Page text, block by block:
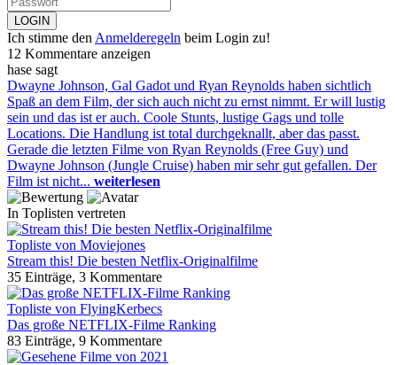
Ich stimme den Anmelderegeln beim Login zu!
12 Kommentare anzeigen
hase sagt
Dwayne Johnson, Gal Gadot und Ryan Reynolds haben sichtlich
Spaß an dem Film, der sich auch nicht zu ernst nimmt. Er will lustig
sein und das ist er auch. Coole Stunts, lustige Gags und tolle
Locations. Die Handlung ist total durchgeknallt, aber das passt.
Gerade die letzten Filme von Ryan Reynolds (Free Guy) und
Dwayne Johnson (Jungle Cruise) haben mir sehr gut gefallen. Der
Film ist nicht... weiterlesen
In Toplisten vertreten
Topliste von Moviejones
Stream this! Die besten Netflix-Originalfilme
35 Einträge, 3 Kommentare
Topliste von FlyingKerbecs
Das große NETFLIX-Filme Ranking
83 Einträge, 9 Kommentare